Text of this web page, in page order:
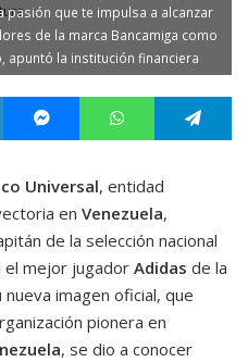
pasión que te impulsa a alcanzar
de la marca Bancamiga como
la institución financiera
LinkedIn MessengerWhatsApp
Universal, entidad
en Venezuela,
de la selección nacional
el mejor jugador Adidas de la
nueva imagen oficial, que
pionera en
, se dio a conocer